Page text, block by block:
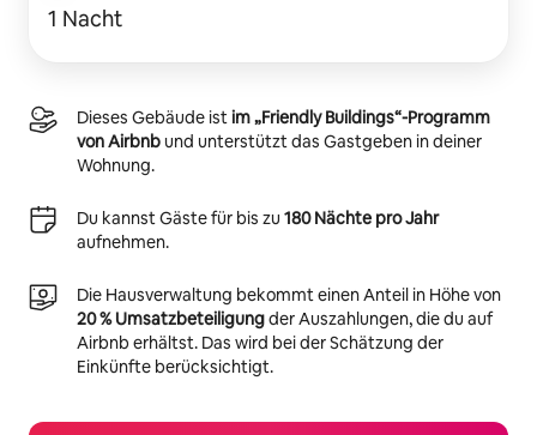
1 Nacht
Dieses Gebäude istim „Friendly Buildings“-Programm
von Airbnbund unterstützt das Gastgeben in deiner
Wohnung.
Du kannst Gäste für bis zu 180 Nächte pro Jahr
aufnehmen.
Die Hausverwaltung bekommt einen Anteil in Höhe von
20 % Umsatzbeteiligungder Auszahlungen, die du auf
Airbnb erhältst. Das wird bei der Schätzung der
Einkünfte berücksichtigt.